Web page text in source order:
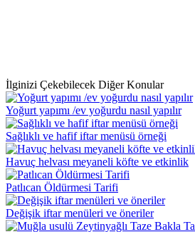
İlginizi Çekebilecek Diğer Konular
Yoğurt yapımı /ev yoğurdu nasıl yapılır
Sağlıklı ve hafif iftar menüsü örneği
Havuç helvası meyaneli köfte ve etkinlik
Patlıcan Öldürmesi Tarifi
Değişik iftar menüleri ve öneriler